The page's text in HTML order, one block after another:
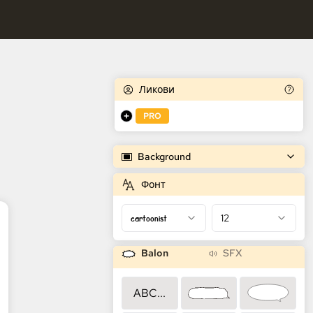
Ликови
PRO
Background
Фонт
cartoonist 12
Balon SFX
ABC...